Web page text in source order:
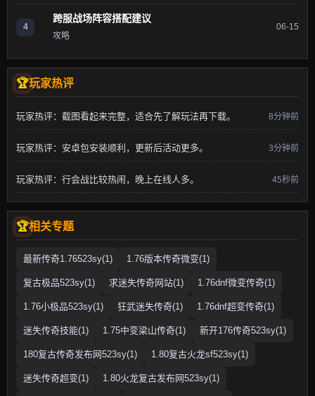
4
跨服战场阵容搭配建议
攻略
06-15
玩家热评
玩家热评：截图看起来完整，适合先了解玩法再下载。 8分钟前
玩家热评：安卓包安装顺利，更新后活动更多。 3分钟前
玩家热评：行会战比较热闹，晚上在线人多。 45秒前
相关专题
最新传奇1.76523sy(1) 1.76版本传奇微变(1)
复古极品523sy(1) 求迷失传奇网站(1) 1.76dnf微变传奇(1)
1.76小极品523sy(1) 狂武迷失传奇(1) 1.76dnf超变传奇(1)
迷失传奇技能(1) 1.75中变梁山传奇(1) 新开176传奇523sy(1)
180复古传奇发布网523sy(1) 1.80复古火龙sf523sy(1)
迷失传奇超变(1) 1.80火龙复古发布网523sy(1)